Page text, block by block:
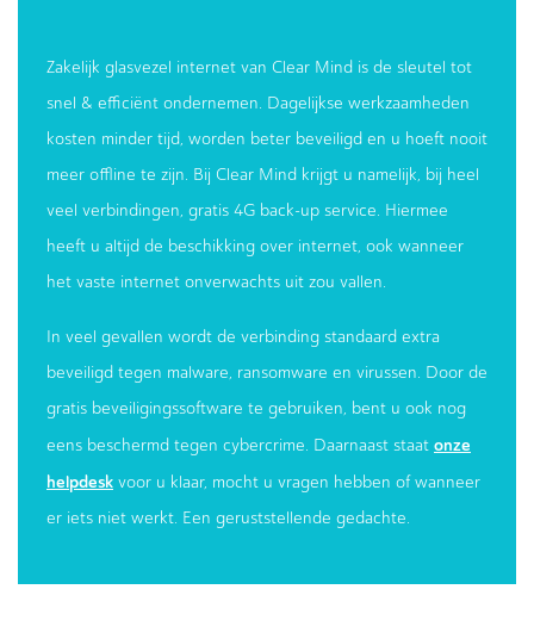
Zakelijk glasvezel internet van Clear Mind is de sleutel tot
snel & efficiënt ondernemen. Dagelijkse werkzaamheden
kosten minder tijd, worden beter beveiligd en u hoeft nooit
meer offline te zijn. Bij Clear Mind krijgt u namelijk, bij heel
veel verbindingen, gratis 4G back-up service. Hiermee
heeft u altijd de beschikking over internet, ook wanneer
het vaste internet onverwachts uit zou vallen.
In veel gevallen wordt de verbinding standaard extra
beveiligd tegen malware, ransomware en virussen. Door de
gratis beveiligingssoftware te gebruiken, bent u ook nog
eens beschermd tegen cybercrime. Daarnaast staat onze
helpdesk voor u klaar, mocht u vragen hebben of wanneer
er iets niet werkt. Een geruststellende gedachte.